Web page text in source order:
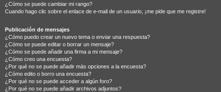
¿Cómo se puede cambiar mi rango?
Cuando hago clic sobre el enlace de e-mail de un usuario, ¡me pide que me registre!
Publicación de mensajes
¿Cómo puedo crear un nuevo tema o enviar una respuesta?
¿Cómo se puede editar o borrar un mensaje?
¿Cómo se puede añadir una firma a mi mensaje?
¿Cómo creo una encuesta?
¿Por qué no se puede añadir más opciones a la encuesta?
¿Cómo edito o borro una encuesta?
¿Por qué no se puede acceder a algún foro?
¿Por qué no se puede añadir archivos adjuntos?